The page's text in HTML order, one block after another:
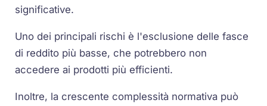
significative.
Uno dei principali rischi è l'esclusione delle fasce
di reddito più basse, che potrebbero non
accedere ai prodotti più efficienti.
Inoltre, la crescente complessità normativa può